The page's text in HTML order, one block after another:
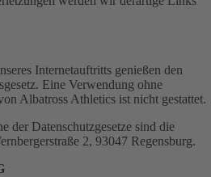
Internetauftritts genießen den
Eine Verwendung ohne
Albatross Athletics ist nicht gestattet.
der Datenschutzgesetze sind die
2, 93047 Regensburg.